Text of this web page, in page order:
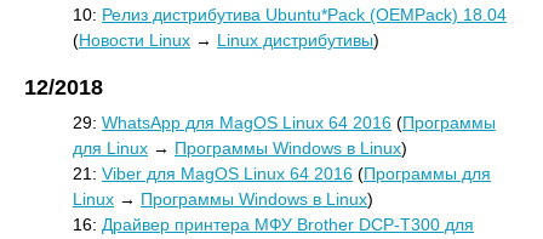
10: Релиз дистрибутива Ubuntu*Pack (OEMPack) 18.04
(Новости Linux → Linux дистрибутивы)
12/2018
29: WhatsApp для MagOS Linux 64 2016 (Программы
для Linux → Программы Windows в Linux)
21: Viber для MagOS Linux 64 2016 (Программы для
Linux → Программы Windows в Linux)
16: Драйвер принтера МФУ Brother DCP-T300 для